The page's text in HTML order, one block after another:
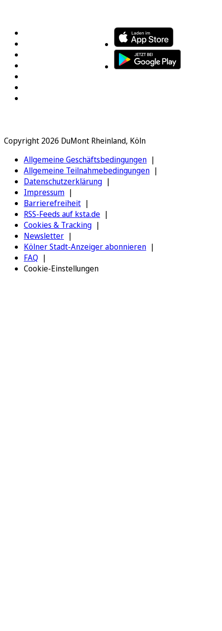
Copyright 2026 DuMont Rheinland, Köln
Allgemeine Geschäftsbedingungen
Allgemeine Teilnahmebedingungen
Datenschutzerklärung
Impressum
Barrierefreiheit
RSS-Feeds auf ksta.de
Cookies & Tracking
Newsletter
Kölner Stadt-Anzeiger abonnieren
FAQ
Cookie-Einstellungen